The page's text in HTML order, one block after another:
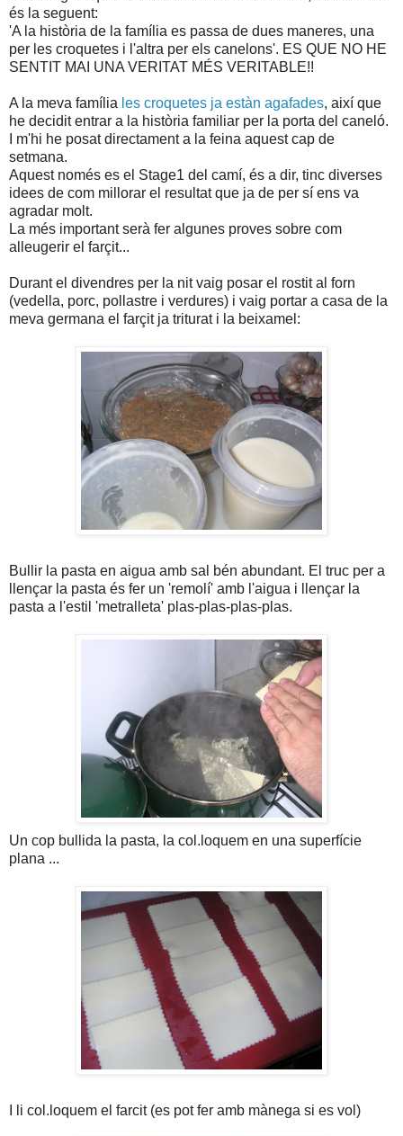
és la seguent:
'A la història de la família es passa de dues maneres, una
per les croquetes i l'altra per els canelons'. ES QUE NO HE
SENTIT MAI UNA VERITAT MÉS VERITABLE!!
A la meva família les croquetes ja estàn agafades, així que
he decidit entrar a la història familiar per la porta del caneló.
I m'hi he posat directament a la feina aquest cap de
setmana.
Aquest només es el Stage1 del camí, és a dir, tinc diverses
idees de com millorar el resultat que ja de per sí ens va
agradar molt.
La més important serà fer algunes proves sobre com
alleugerir el farçit...
Durant el divendres per la nit vaig posar el rostit al forn
(vedella, porc, pollastre i verdures) i vaig portar a casa de la
meva germana el farçit ja triturat i la beixamel:
Bullir la pasta en aigua amb sal bén abundant. El truc per a
llençar la pasta és fer un 'remolí' amb l'aigua i llençar la
pasta a l'estil 'metralleta' plas-plas-plas-plas.
Un cop bullida la pasta, la col.loquem en una superfície
plana ...
I li col.loquem el farcit (es pot fer amb mànega si es vol)